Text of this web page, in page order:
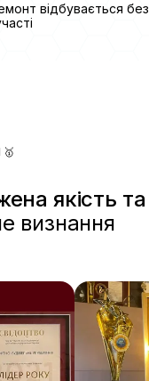
відбувається без
якість та
визнання